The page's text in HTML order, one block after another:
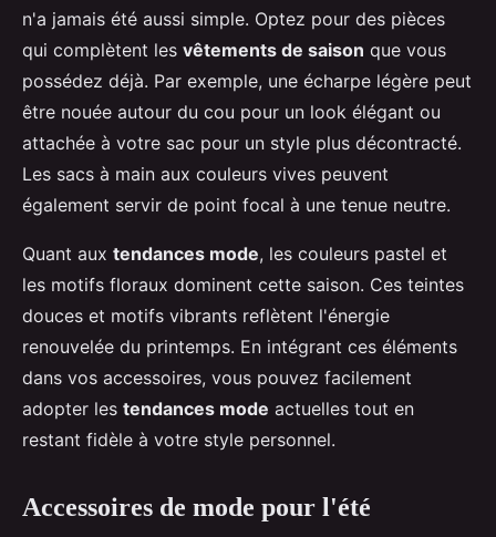
n'a jamais été aussi simple. Optez pour des pièces
qui complètent les vêtements de saison que vous
possédez déjà. Par exemple, une écharpe légère peut
être nouée autour du cou pour un look élégant ou
attachée à votre sac pour un style plus décontracté.
Les sacs à main aux couleurs vives peuvent
également servir de point focal à une tenue neutre.
Quant aux tendances mode, les couleurs pastel et
les motifs floraux dominent cette saison. Ces teintes
douces et motifs vibrants reflètent l'énergie
renouvelée du printemps. En intégrant ces éléments
dans vos accessoires, vous pouvez facilement
adopter les tendances mode actuelles tout en
restant fidèle à votre style personnel.
Accessoires de mode pour l'été